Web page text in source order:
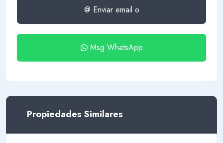
@ Enviar email o
Msg WhatsApp
Propiedades Similares